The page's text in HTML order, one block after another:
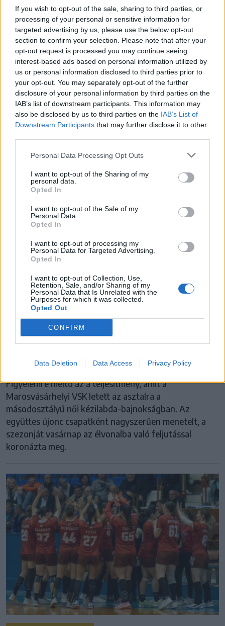
If you wish to opt-out of the sale, sharing to third parties, or
processing of your personal or sensitive information for
targeted advertising by us, please use the below opt-out
section to confirm your selection. Please note that after your
opt-out request is processed you may continue seeing
interest-based ads based on personal information utilized by
us or personal information disclosed to third parties prior to
your opt-out. You may separately opt-out of the further
disclosure of your personal information by third parties on the
IAB’s list of downstream participants. This information may
also be disclosed by us to third parties on the IAB’s List of
Downstream Participants that may further disclose it to other
Personal Data Processing Opt Outs
I want to opt-out of the Sharing of my
personal data.
Opted In
I want to opt-out of the Sale of my
Personal Data.
Opted In
I want to opt-out of processing my
Personal Data for Targeted Advertising.
Opted In
I want to opt-out of Collection, Use,
Retention, Sale, and/or Sharing of my
Personal Data that Is Unrelated with the
Purposes for which it was collected.
Opted Out
CONFIRM
Data Deletion Data Access Privacy Policy
SEPSI-SIC
Kétgólos hátrányból állt fel a Sepsi-SIC,
közelebb került a döntőhöz
Kiélezett csatát vívott egymással hétfő este a Sepsi-SIC
és a Marosvásárhelyi VSK a teremlabdarúgó 1. Liga
felsőházi rájátszásának 7. fordulójában. A vendégek
kétgólos előnyt dolgoztak ki, a háromszékiek azonban
felálltak és pontot mentettek.
MAROSVÁSÁRHELYI VSK
Kihasználták az esélyüket a
marosvásárhelyi kézilabdázók
Figyelemre méltó az a teljesítmény, amit a
Marosvásárhelyi VSK letett az asztalra a
másodosztályú női kézilabda-bajnokságban. Az
együttes újonc csapatként nagyszerűen menetelt, a
szezonját vasárnap az élvonalba való feljutással
koronázta meg.